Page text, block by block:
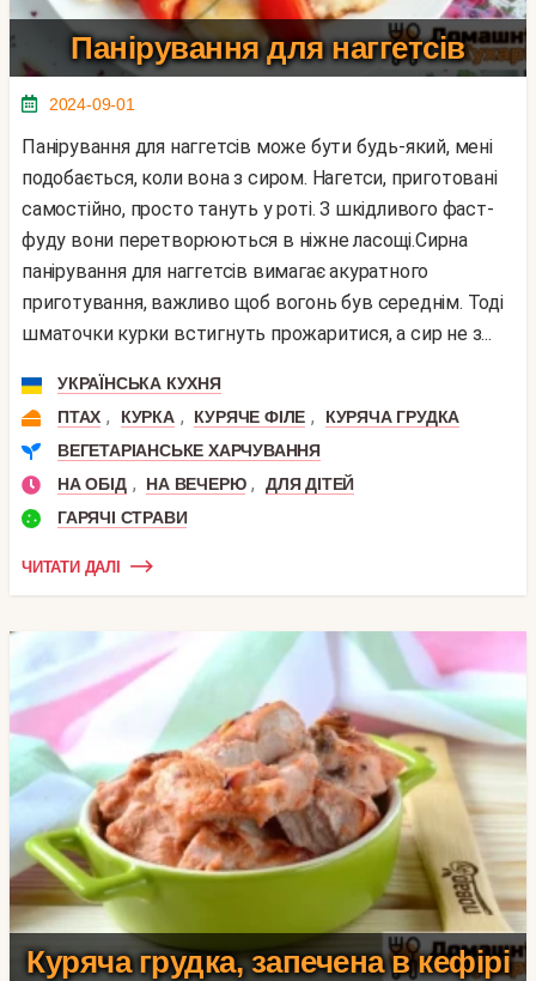
Панірування для наггетсів
2024-09-01
Панірування для наггетсів може бути будь-який, мені
подобається, коли вона з сиром. Нагетси, приготовані
самостійно, просто тануть у роті. З шкідливого фаст-
фуду вони перетворюються в ніжне ласощі.Сирна
панірування для наггетсів вимагає акуратного
приготування, важливо щоб вогонь був середнім. Тоді
шматочки курки встигнуть прожаритися, а сир не з...
УКРАЇНСЬКА КУХНЯ
ПТАХ , КУРКА , КУРЯЧЕ ФІЛЕ ,
КУРЯЧА ГРУДКА
ВЕГЕТАРІАНСЬКЕ ХАРЧУВАННЯ
НА ОБІД , НА ВЕЧЕРЮ ,
ДЛЯ ДІТЕЙ
ГАРЯЧІ СТРАВИ
ЧИТАТИ ДАЛІ
Куряча грудка, запечена в кефірі